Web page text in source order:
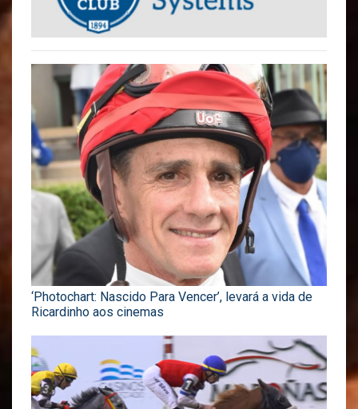
‘Photochart: Nascido Para Vencer’, levará a vida de
Ricardinho aos cinemas